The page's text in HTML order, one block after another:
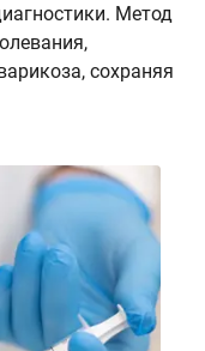
Метод
сохраняя